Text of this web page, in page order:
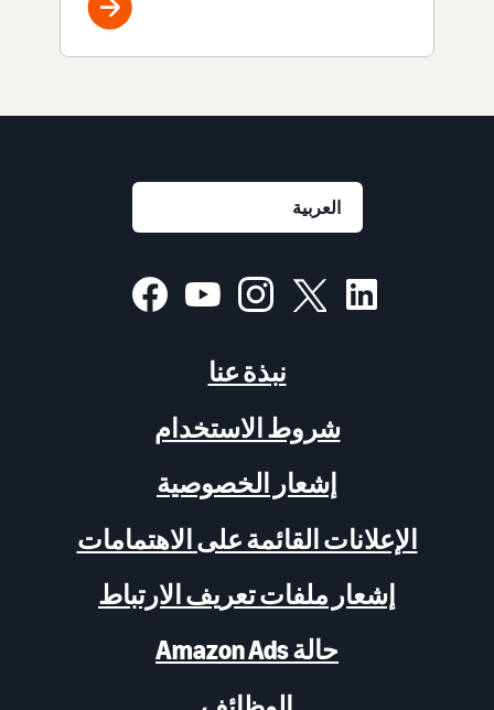
نبذة عنا
شروط الاستخدام
إشعار الخصوصية
الإعلانات القائمة على الاهتمامات
إشعار ملفات تعريف الارتباط
حالة Amazon Ads